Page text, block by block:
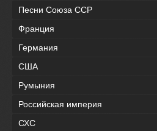
Песни Союза ССР
Франция
Германия
США
Румыния
Российская империя
СХС